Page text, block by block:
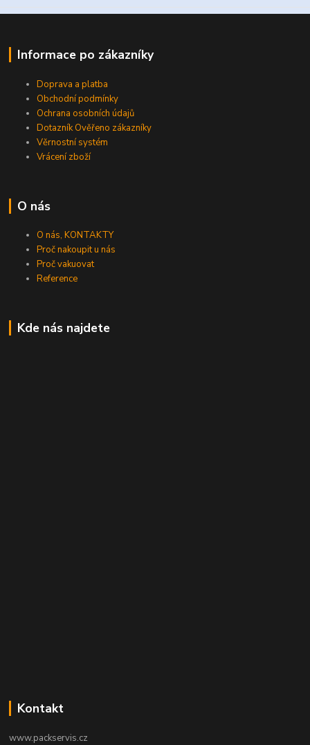
Informace po zákazníky
Doprava a platba
Obchodní podmínky
Ochrana osobních údajů
Dotazník Ověřeno zákazníky
Věrnostní systém
Vrácení zboží
O nás
O nás, KONTAKTY
Proč nakoupit u nás
Proč vakuovat
Reference
Kde nás najdete
Kontakt
www.packservis.cz